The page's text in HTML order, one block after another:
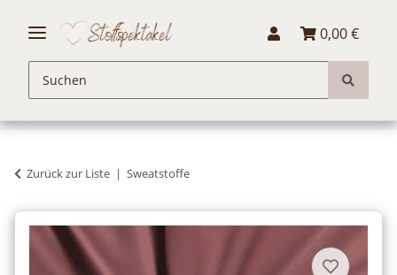
0,00 €
Zurück zur Liste Sweatstoffe